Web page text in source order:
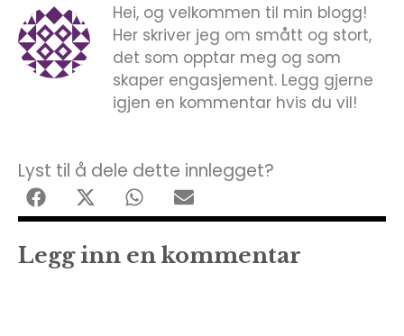
Hei, og velkommen til min blogg!
Her skriver jeg om smått og stort,
det som opptar meg og som
skaper engasjement. Legg gjerne
igjen en kommentar hvis du vil!
Lyst til å dele dette innlegget?
Legg inn en kommentar